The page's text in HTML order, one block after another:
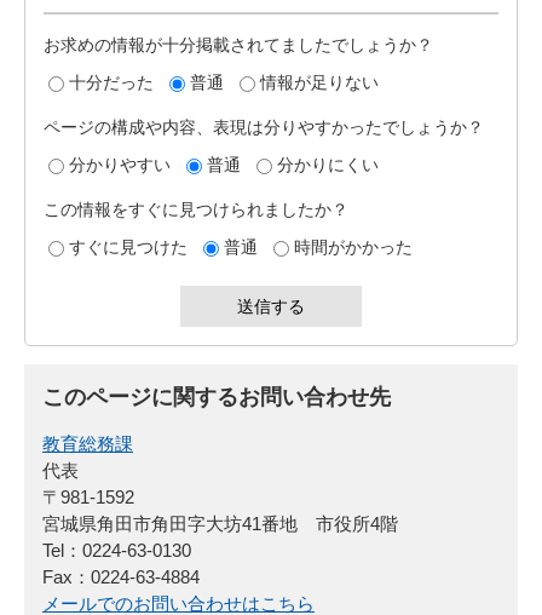
お求めの情報が十分掲載されてましたでしょうか？
十分だった
普通 情報が足りない
ページの構成や内容、表現は分りやすかったでしょうか？
分かりやすい
普通 分かりにくい
この情報をすぐに見つけられましたか？
すぐに見つけた
普通 時間がかかった
このページに関するお問い合わせ先
教育総務課
代表
〒981-1592
宮城県角田市角田字大坊41番地 市役所4階
Tel：0224-63-0130
Fax：0224-63-4884
メールでのお問い合わせはこちら